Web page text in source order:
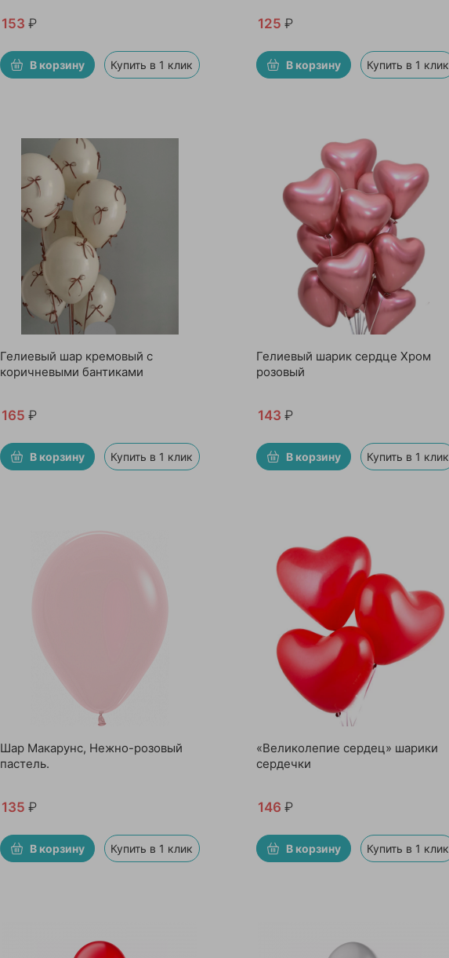
153 ₽
В корзину Купить в 1 клик
125 ₽
В корзину Купить в 1 клик
Гелиевый шар кремовый с
коричневыми бантиками
165 ₽
В корзину Купить в 1 клик
Гелиевый шарик сердце Хром
розовый
143 ₽
В корзину Купить в 1 клик
Шар Макарунс, Нежно-розовый
пастель.
135 ₽
В корзину Купить в 1 клик
«Великолепие сердец» шарики
сердечки
146 ₽
В корзину Купить в 1 клик